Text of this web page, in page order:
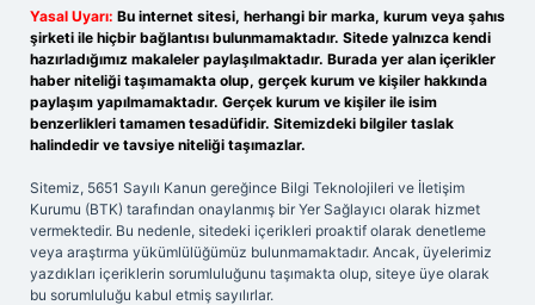
Yasal Uyarı: Bu internet sitesi, herhangi bir marka, kurum veya şahıs
şirketi ile hiçbir bağlantısı bulunmamaktadır. Sitede yalnızca kendi
hazırladığımız makaleler paylaşılmaktadır. Burada yer alan içerikler
haber niteliği taşımamakta olup, gerçek kurum ve kişiler hakkında
paylaşım yapılmamaktadır. Gerçek kurum ve kişiler ile isim
benzerlikleri tamamen tesadüfidir. Sitemizdeki bilgiler taslak
halindedir ve tavsiye niteliği taşımazlar.
Sitemiz, 5651 Sayılı Kanun gereğince Bilgi Teknolojileri ve İletişim
Kurumu (BTK) tarafından onaylanmış bir Yer Sağlayıcı olarak hizmet
vermektedir. Bu nedenle, sitedeki içerikleri proaktif olarak denetleme
veya araştırma yükümlülüğümüz bulunmamaktadır. Ancak, üyelerimiz
yazdıkları içeriklerin sorumluluğunu taşımakta olup, siteye üye olarak
bu sorumluluğu kabul etmiş sayılırlar.